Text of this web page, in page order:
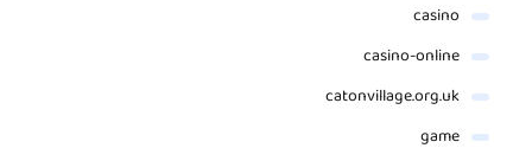
casino
casino-online
catonvillage.org.uk
game